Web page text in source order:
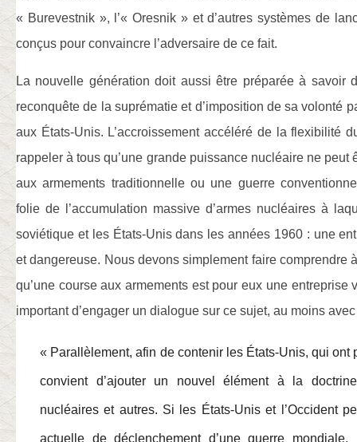
« Burevestnik », l’« Oresnik » et d’autres systèmes de
conçus pour convaincre l’adversaire de ce fait.
La nouvelle génération doit aussi être préparée à savoir
reconquête de la suprématie et d’imposition de sa volonté
aux États-Unis. L’accroissement accéléré de la flexibilité
rappeler à tous qu’une grande puissance nucléaire ne peut
aux armements traditionnelle ou une guerre
folie de l’accumulation massive d’armes nucléaires à
soviétique et les États-Unis dans les années 1960 : une
et dangereuse. Nous devons simplement faire comprendre
qu’une course aux armements est pour eux une entreprise
important d’engager un dialogue sur ce sujet, au moins
« Parallèlement, afin de contenir les États-Unis, qui ont
convient d’ajouter un nouvel élément à la
nucléaires et autres. Si les États-Unis et l’Occident
actuelle de déclenchement d’une guerre